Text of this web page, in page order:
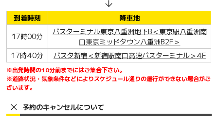
到着時刻
降車地
17時00分
バスターミナル東京八重洲地下B＜東京駅八重洲南
口東京ミッドタウン八重洲B2F＞
17時40分
バスタ新宿＜新宿駅南口高速バスターミナル＞4F
※出発時間の10分前までにはご集合下さい。
※道路状況・気象条件などによりスケジュール通りの運行ができない場合がご
ざいます。
予約のキャンセルについて